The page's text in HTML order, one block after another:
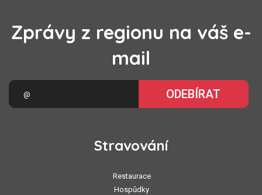
Zprávy z regionu na váš e-
mail
ODEBÍRAT
Stravování
Restaurace
Hospůdky